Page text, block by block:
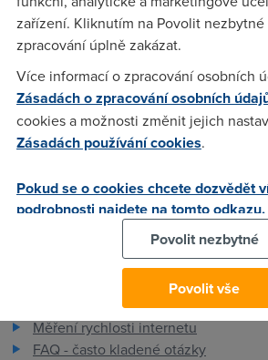
Brouczech (8.2.2006 12:14:50)
Ano..de zvýšit!!! mám pppoa a jedu na 3
jedu.....mám takovou službu :) Jiank
navýšit přes spravu konta, zavolej
123456 a tam když o to navýšená
Pro zákazníky
Dostupnost internetu
Měření rychlosti internetu
FAQ - často kladené otázky
zařízení. Kliknutím na Povolit
zpracování úplně zakázat.
Více informací o zpracování osobních
Zásadách o zpracování osobních
cookies a možnosti změnit jejich
Zásadách používání cookies.
Pokud se o cookies chcete dozvědět
podrobnosti najdete na tomto odkazu.
Povolit nezbytné
Povolit vše